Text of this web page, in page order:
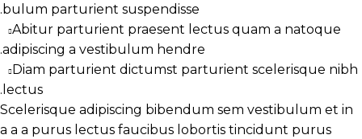
bulum parturient suspendisse.
Abitur parturient praesent lectus quam a natoque
adipiscing a vestibulum hendre.
Diam parturient dictumst parturient scelerisque nibh
lectus.
Scelerisque adipiscing bibendum sem vestibulum et in
a a a purus lectus faucibus lobortis tincidunt purus